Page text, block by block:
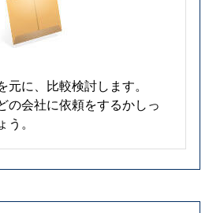
に、比較検討します。
の会社に依頼をするかしっ
。